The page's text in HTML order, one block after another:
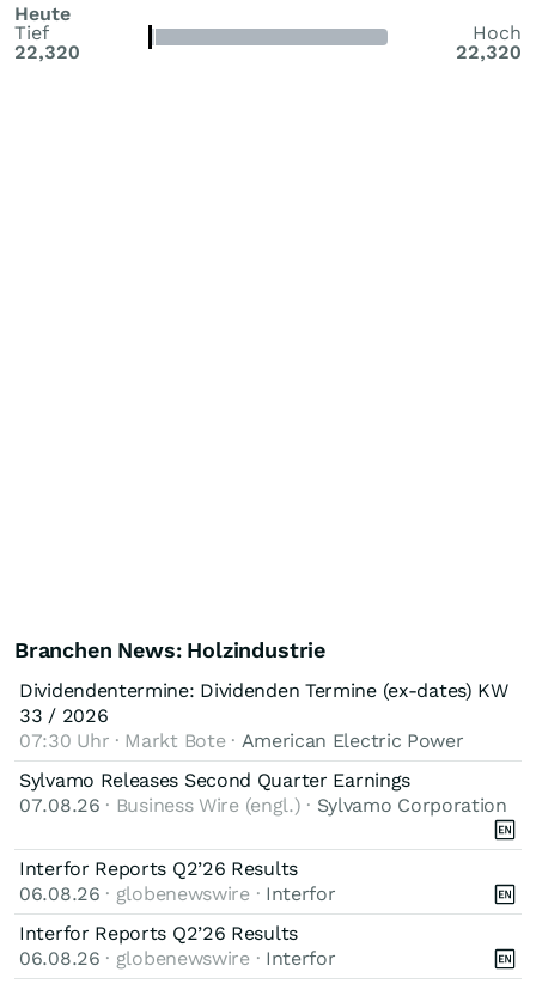
Heute
Tief
22,320
Hoch
22,320
Branchen News: Holzindustrie
Dividendentermine: Dividenden Termine (ex-dates) KW
33 / 2026
07:30 Uhr · Markt Bote · American Electric Power
Sylvamo Releases Second Quarter Earnings
07.08.26 · Business Wire (engl.) · Sylvamo Corporation
Interfor Reports Q2’26 Results
06.08.26 · globenewswire · Interfor
Interfor Reports Q2’26 Results
06.08.26 · globenewswire · Interfor